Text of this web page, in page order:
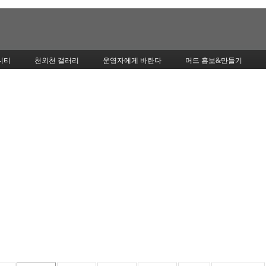
티 천외천 갤러리 운영자에게 바란다 머드 홍보&만들기